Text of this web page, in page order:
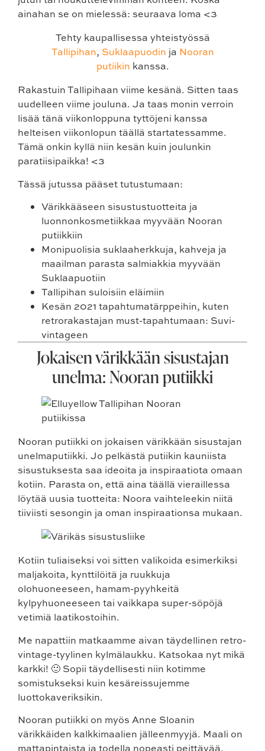
ainahan se on mielessä: seuraava loma <3
Tehty kaupallisessa yhteistyössä
Tallipihan, Suklaapuodin ja Nooran
putiikin kanssa.
Rakastuin Tallipihaan viime kesänä. Sitten taas
uudelleen viime jouluna. Ja taas monin verroin
lisää tänä viikonloppuna tyttöjeni kanssa
helteisen viikonlopun täällä startatessamme.
Tämä onkin kyllä niin kesän kuin joulunkin
paratiisipaikka! <3
Tässä jutussa pääset tutustumaan:
Värikkääseen sisustustuotteita ja
luonnonkosmetiikkaa myyvään Nooran
putiikkiin
Monipuolisia suklaaherkkuja, kahveja ja
maailman parasta salmiakkia myyvään
Suklaapuotiin
Tallipihan suloisiin eläimiin
Kesän 2021 tapahtumatärppeihin, kuten
retrorakastajan must-tapahtumaan: Suvi-
vintageen
Jokaisen värikkään sisustajan
unelma: Nooran putiikki
Nooran putiikki on jokaisen värikkään sisustajan
unelmaputiikki. Jo pelkästä putiikin kauniista
sisustuksesta saa ideoita ja inspiraatiota omaan
kotiin. Parasta on, että aina täällä vieraillessa
löytää uusia tuotteita: Noora vaihteleekin niitä
tiiviisti sesongin ja oman inspiraationsa mukaan.
Kotiin tuliaiseksi voi sitten valikoida esimerkiksi
maljakoita, kynttilöitä ja ruukkuja
olohuoneeseen, hamam-pyyhkeitä
kylpyhuoneeseen tai vaikkapa super-söpöjä
vetimiä laatikostoihin.
Me napattiin matkaamme aivan täydellinen retro-
vintage-tyylinen kylmälaukku. Katsokaa nyt mikä
karkki! 🙂 Sopii täydellisesti niin kotimme
somistukseksi kuin kesäreissujemme
luottokaveriksikin.
Nooran putiikki on myös Anne Sloanin
värikkäiden kalkkimaalien jälleenmyyjä. Maali on
mattapintaista ja todella nopeasti peittävää,